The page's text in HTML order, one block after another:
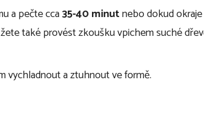
a pečte cca35-40 minutnebo dokud
také provést zkoušku vpichem suché
vychladnout a ztuhnout ve formě.